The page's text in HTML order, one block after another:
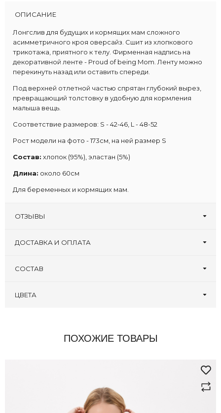
ОПИСАНИЕ
Лонгслив для будущих и кормящих мам сложного
асимметричного кроя оверсайз. Сшит из хлопкового
трикотажа, приятного к телу. Фирменная надпись на
декоративной ленте - Proud of being Mom. Ленту можно
перекинуть назад или оставить спереди.
Под верхней отлетной частью спрятан глубокий вырез,
превращающий толстовку в удобную для кормления
малыша вещь.
Cоответствие размеров: S - 42-46, L - 48-52
Рост модели на фото - 173см, на ней размер S
Состав: хлопок (95%), эластан (5%)
Длина: около 60см
Для беременных и кормящих мам.
ОТЗЫВЫ
Оставьте первый отзыв!
ДОСТАВКА И ОПЛАТА
СОСТАВ
ЦВЕТА
ПОХОЖИЕ ТОВАРЫ